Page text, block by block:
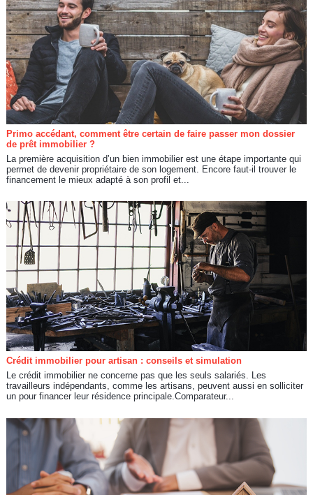
Primo accédant, comment être certain de faire passer mon dossier
de prêt immobilier ?
La première acquisition d’un bien immobilier est une étape importante qui
permet de devenir propriétaire de son logement. Encore faut-il trouver le
financement le mieux adapté à son profil et...
Crédit immobilier pour artisan : conseils et simulation
Le crédit immobilier ne concerne pas que les seuls salariés. Les
travailleurs indépendants, comme les artisans, peuvent aussi en solliciter
un pour financer leur résidence principale.Comparateur...